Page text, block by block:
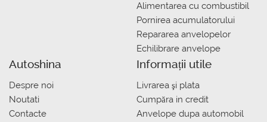
Alimentarea cu combustibil
Pornirea acumulatorului
Repararea anvelopelor
Echilibrare anvelope
Autoshina
Despre noi
Noutati
Contacte
Informații utile
Livrarea şi plata
Сumpăra in credit
Anvelope dupa automobil